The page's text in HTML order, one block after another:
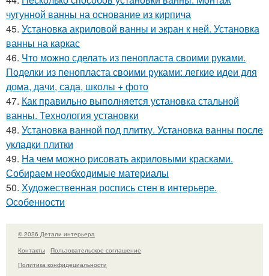
чугунной ванны на основание из кирпича
45. Установка акриловой ванны и экран к ней. Установка
ванны на каркас
46. Что можно сделать из пенопласта своими руками.
Поделки из пенопласта своими руками: легкие идеи для
дома, дачи, сада, школы + фото
47. Как правильно выполняется установка стальной
ванны. Технология установки
48. Установка ванной под плитку. Установка ванны после
укладки плитки
49. На чем можно рисовать акриловыми красками.
Собираем необходимые материалы
50. Художественная роспись стен в интерьере.
Особенности
© 2026 Детали интерьера
Контакты
Пользовательское соглашение
Политика конфидециальности